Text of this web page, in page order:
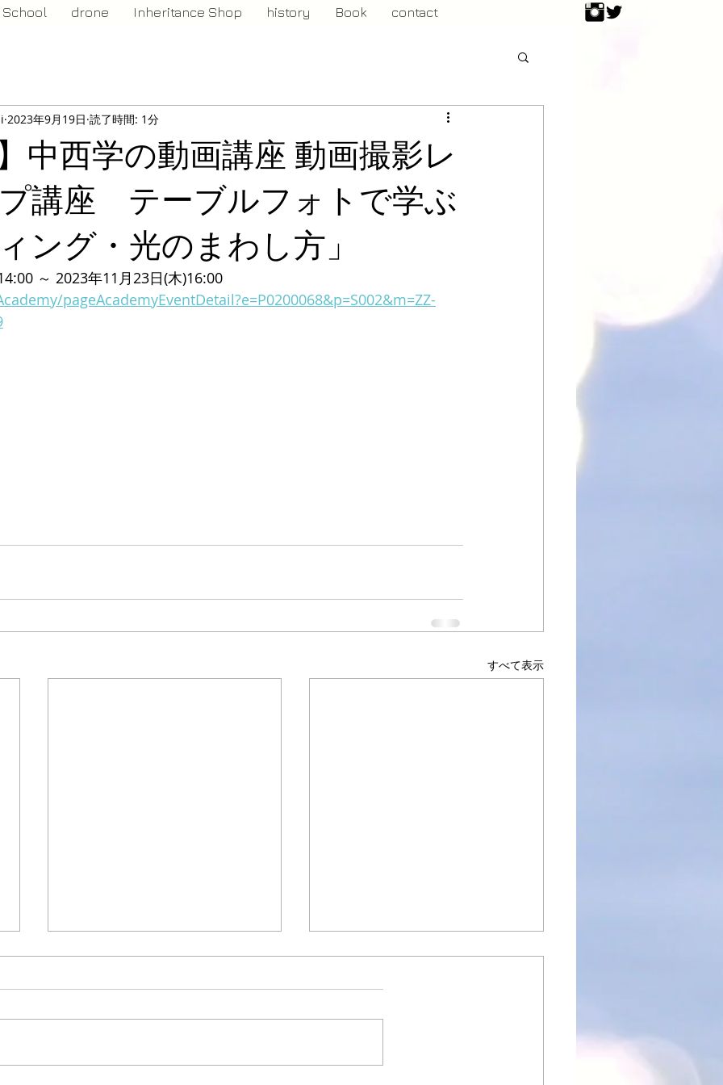
School drone Inheritance Shop history Book contact
中西学の動画講座 動画撮影レ
講座 テーブルフォトで学ぶ
ング・光のまわし方」
2023年9月19日 読了時間: 1分
～ 2023年11月23日(木)16:00
pageAcademyEventDetail?e=P0200068&p=S002&m=ZZ-
すべて表示